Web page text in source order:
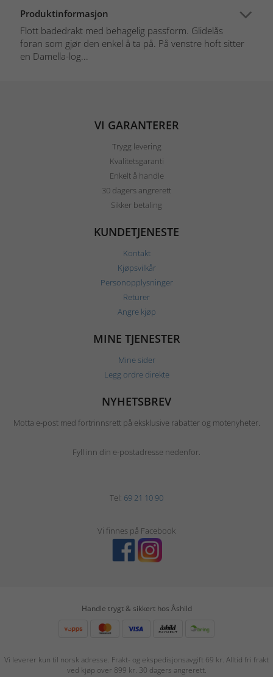
Produktinformasjon
Flott badedrakt med behagelig passform. Glidelås
foran som gjør den enkel å ta på. På venstre hoft sitter
en Damella-log...
VI GARANTERER
Trygg levering
Kvalitetsgaranti
Enkelt å handle
30 dagers angrerett
Sikker betaling
KUNDETJENESTE
Kontakt
Kjøpsvilkår
Personopplysninger
Returer
Angre kjøp
MINE TJENESTER
Mine sider
Legg ordre direkte
NYHETSBREV
Motta e-post med fortrinnsrett på eksklusive rabatter og motenyheter.
Fyll inn din e-postadresse nedenfor.
Tel: 69 21 10 90
Vi finnes på Facebook
Handle trygt & sikkert hos Åshild
Vi leverer kun til norsk adresse. Frakt- og ekspedisjonsavgift 69 kr. Alltid fri frakt
ved kjøp over 899 kr. 30 dagers angrerett.